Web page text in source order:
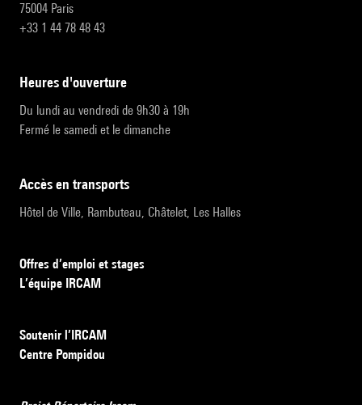
75004 Paris
+33 1 44 78 48 43
heures d'ouverture
Du lundi au vendredi de 9h30 à 19h
Fermé le samedi et le dimanche
accès en transports
Hôtel de Ville, Rambuteau, Châtelet, Les Halles
Offres d’emploi et stages
L’équipe IRCAM
Soutenir l’IRCAM
Centre Pompidou